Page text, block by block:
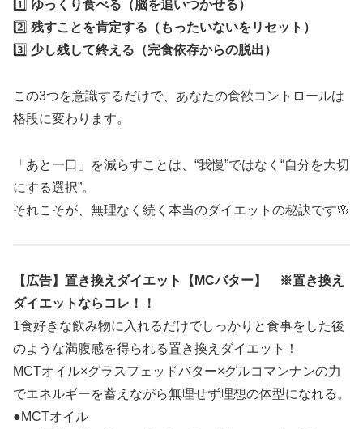
1️⃣ ゆっくり食べる（脳を追いつかせる）
2️⃣ 残すことを肯定する（もったいないをリセット）
3️⃣ 少し残して終える（完食依存からの脱出）
この3つを意識するだけで、あなたの食欲コントロールは
格段に変わります。
「あと一口」を減らすことは、“我慢”ではなく“自分を大切
にする選択”。
それこそが、無理なく続く本当のダイエットの秘訣です🌸
【広告】置き換えダイエット【MCバター】 ※置き換え
ダイエットならコレ！！
1食好きな飲み物に入れるだけでしっかりと食事をした後
のような満腹感を得られる置き換えダイエット！
MCTオイル×グラスフェッドバター×グルコマンナンの力
でエネルギーを蓄えながら無理せず理想の体型になれる。
●MCTオイル